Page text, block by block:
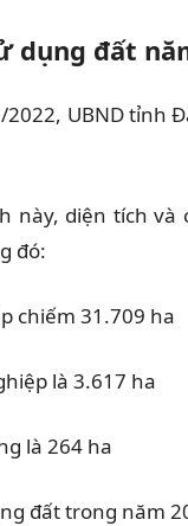
dụng đất
2022, UBND tỉnh
này, diện tích
đó:
chiếm 31.709 ha
là 3.617 ha
là 264 ha
đất trong năm